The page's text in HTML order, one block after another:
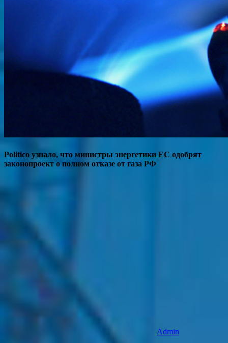
Politico узнало, что министры энергетики ЕС одобрят
законопроект о полном отказе от газа РФ
Admin